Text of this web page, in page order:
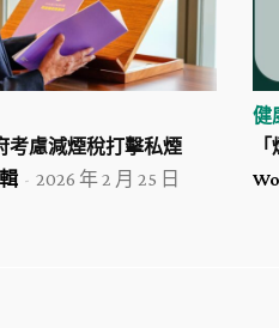
考慮減煙稅打擊私煙
- 2026 年 2 月 25 日
健